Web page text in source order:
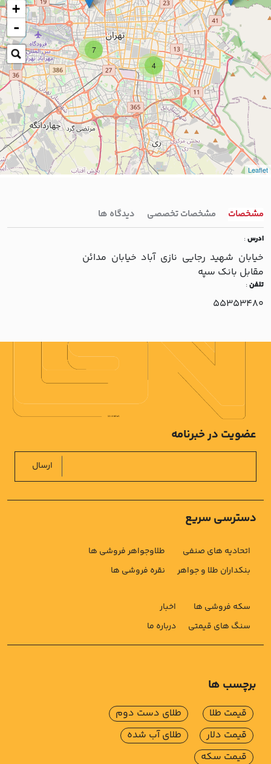
7
4
+
-
Leaflet
مشخصات مشخصات تخصصی دیدگاه ها
ادرس:
خيابان شهيد رجايي نازي آباد خيابان مدائن
مقابل بانک سپه
تلفن:
55353480
دسترسی سریع
اتحادیه های صنفی
بنکداران طلا و جواهر
طلاوجواهر فروشی ها
نقره فروشی ها
سکه فروشی ها
سنگ های قیمتی
اخبار
درباره ما
عضویت در خبرنامه
ارسال
برچسب ها
قیمت طلا
قیمت دلار
قیمت سکه
طلای دست دوم
طلای آب شده